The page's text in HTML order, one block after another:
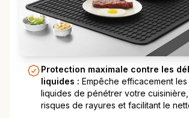
Protection maximale contre les
liquides : Empêche efficacement
liquides de pénétrer votre
risques de rayures et facilitant le